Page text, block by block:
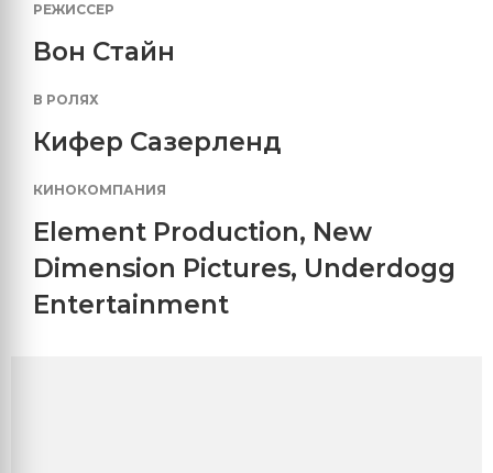
РЕЖИССЕР
Вон Стайн
В РОЛЯХ
Кифер Сазерленд
КИНОКОМПАНИЯ
Element Production, New
Dimension Pictures, Underdogg
Entertainment